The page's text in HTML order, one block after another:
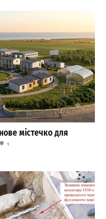
містечко для
1